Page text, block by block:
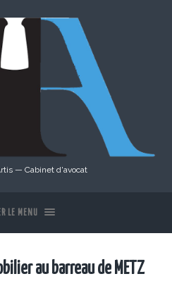
— Cabinet d'avocat
LE MENU
au barreau de METZ